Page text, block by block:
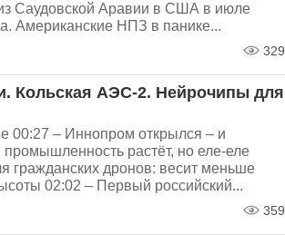
Саудовской Аравии в США в июле
Американские НПЗ в панике...
329
Кольская АЭС-2. Нейрочипы для
00:27 – Иннопром открылся – и
растёт, но еле-еле
гражданских дронов: весит меньше
02:02 – Первый российский...
359